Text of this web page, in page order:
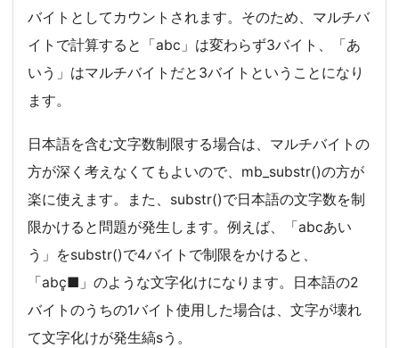
バイトとしてカウントされます。そのため、マルチバ
イトで計算すると「abc」は変わらず3バイト、「あ
いう」はマルチバイトだと3バイトということになり
ます。
日本語を含む文字数制限する場合は、マルチバイトの
方が深く考えなくてもよいので、mb_substr()の方が
楽に使えます。また、substr()で日本語の文字数を制
限かけると問題が発生します。例えば、「abcあい
う」をsubstr()で4バイトで制限をかけると、
「abc̻■」のような文字化けになります。日本語の2
バイトのうちの1バイト使用した場合は、文字が壊れ
て文字化けが発生縞sう。